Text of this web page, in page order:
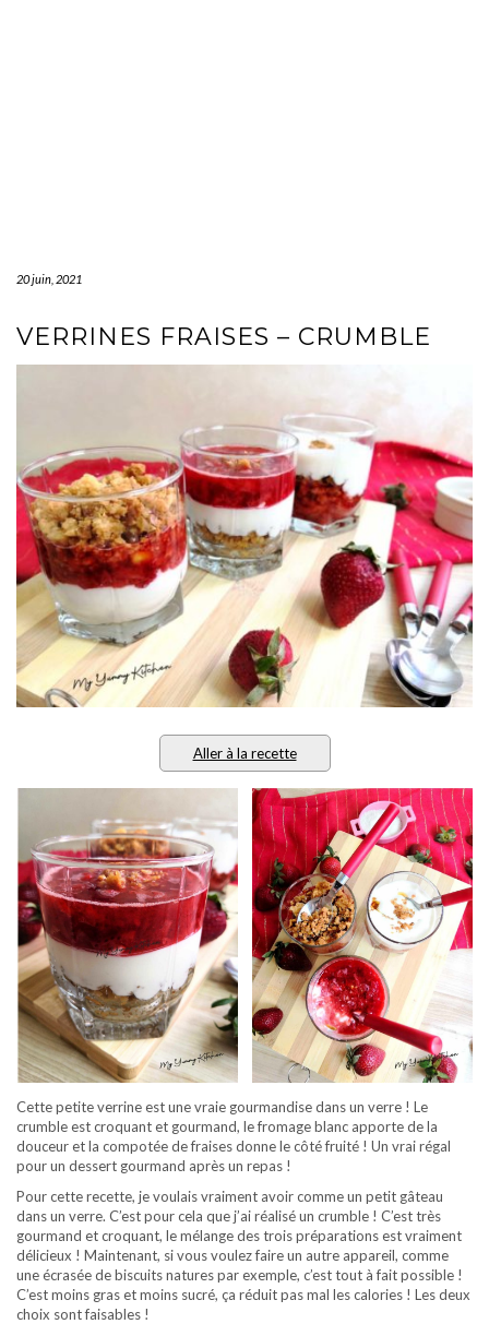
20 juin, 2021
VERRINES FRAISES – CRUMBLE
Aller à la recette
Cette petite verrine est une vraie gourmandise dans un verre ! Le
crumble est croquant et gourmand, le fromage blanc apporte de la
douceur et la compotée de fraises donne le côté fruité ! Un vrai régal
pour un dessert gourmand après un repas !
Pour cette recette, je voulais vraiment avoir comme un petit gâteau
dans un verre. C’est pour cela que j’ai réalisé un crumble ! C’est très
gourmand et croquant, le mélange des trois préparations est vraiment
délicieux ! Maintenant, si vous voulez faire un autre appareil, comme
une écrasée de biscuits natures par exemple, c’est tout à fait possible !
C’est moins gras et moins sucré, ça réduit pas mal les calories ! Les deux
choix sont faisables !